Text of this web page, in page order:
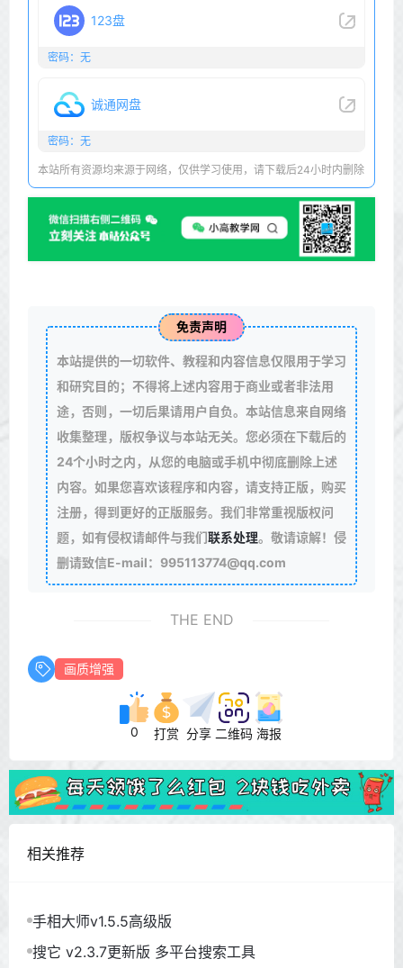
123盘
密码：无
诚通网盘
密码：无
本站所有资源均来源于网络，仅供学习使用，请下载后24小时内删除
免责声明
本站提供的一切软件、教程和内容信息仅限用于学习
和研究目的；不得将上述内容用于商业或者非法用
途，否则，一切后果请用户自负。本站信息来自网络
收集整理，版权争议与本站无关。您必须在下载后的
24个小时之内，从您的电脑或手机中彻底删除上述
内容。如果您喜欢该程序和内容，请支持正版，购买
注册，得到更好的正版服务。我们非常重视版权问
题，如有侵权请邮件与我们联系处理。敬请谅解！侵
删请致信E-mail：995113774@qq.com
THE END
画质增强
0 打赏 分享 二维码 海报
相关推荐
手相大师v1.5.5高级版
搜它 v2.3.7更新版 多平台搜索工具